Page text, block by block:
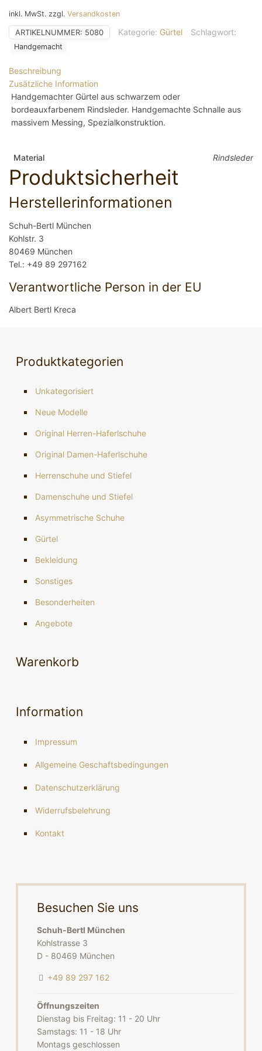
Menge
inkl. MwSt. zzgl. Versandkosten
ARTIKELNUMMER: 5080 Kategorie: Gürtel Schlagwort:
Handgemacht
Beschreibung
Zusätzliche Information
Handgemachter Gürtel aus schwarzem oder
bordeauxfarbenem Rindsleder. Handgemachte Schnalle aus
massivem Messing, Spezialkonstruktion.
Material Rindsleder
Produktsicherheit
Herstellerinformationen
Schuh-Bertl München
Kohlstr. 3
80469 München
Tel.: +49 89 297162
Verantwortliche Person in der EU
Albert Bertl Kreca
Produktkategorien
Unkategorisiert
Neue Modelle
Original Herren-Haferlschuhe
Original Damen-Haferlschuhe
Herrenschuhe und Stiefel
Damenschuhe und Stiefel
Asymmetrische Schuhe
Gürtel
Bekleidung
Sonstiges
Besonderheiten
Angebote
Warenkorb
Information
Impressum
Allgemeine Geschaftsbedingungen
Datenschutzerklärung
Widerrufsbelehrung
Kontakt
Besuchen Sie uns
Schuh-Bertl München
Kohlstrasse 3
D - 80469 München
+49 89 297 162
Öffnungszeiten
Dienstag bis Freitag: 11 - 20 Uhr
Samstags: 11 - 18 Uhr
Montags geschlossen